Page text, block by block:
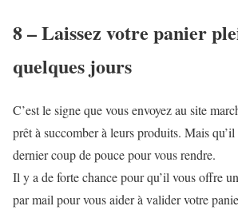
8 – Laissez votre panier
quelques jours
C’est le signe que vous envoyez au site
prêt à succomber à leurs produits. Mais
dernier coup de pouce pour vous rendre.
Il y a de forte chance pour qu’il vous offre
par mail pour vous aider à valider votre